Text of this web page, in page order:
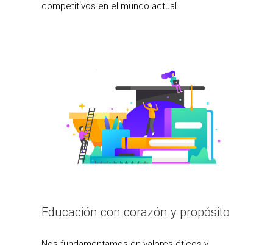
competitivos en el mundo actual.
Educación con corazón y propósito